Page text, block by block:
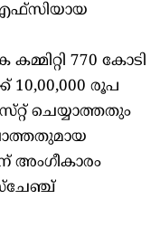
770 കോടി
രൂപ
ചെയ്യാത്തതും
അംഗീകാരം